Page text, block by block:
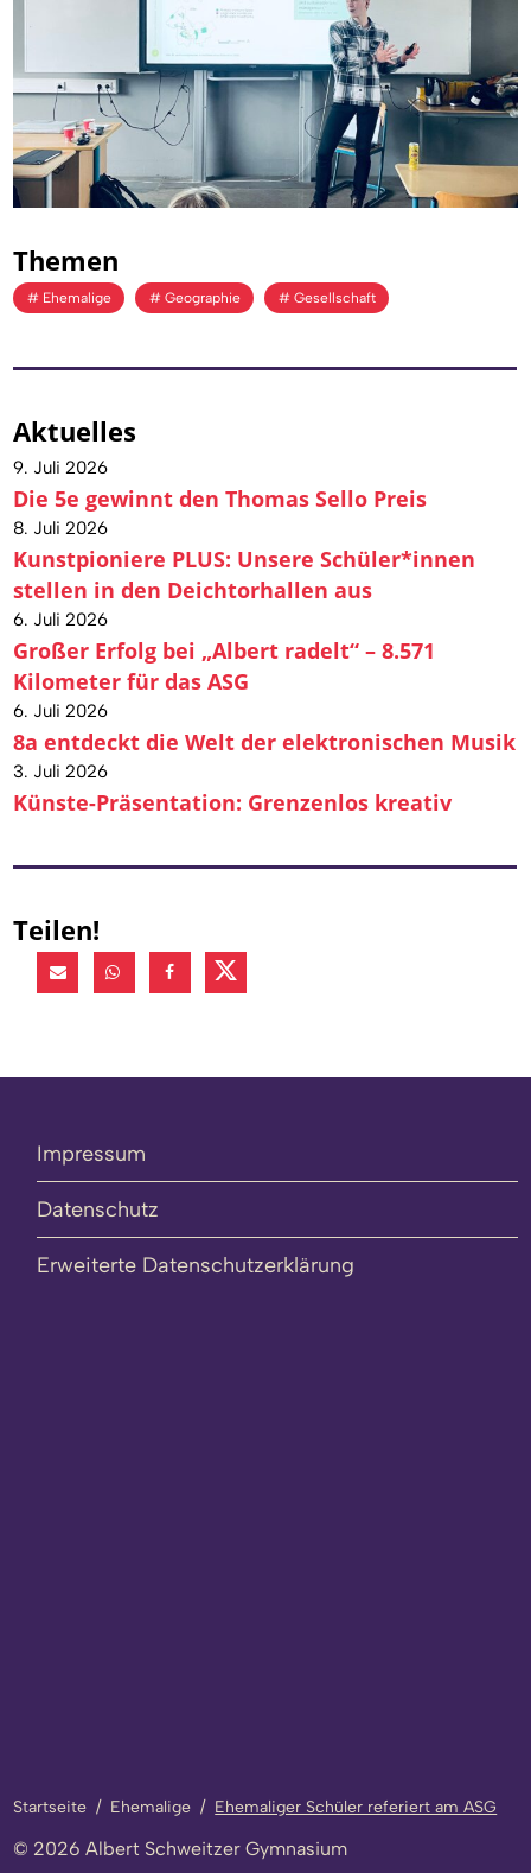
Themen
Ehemalige Geographie Gesellschaft
Aktuelles
9. Juli 2026
Die 5e gewinnt den Thomas Sello Preis
8. Juli 2026
Kunstpioniere PLUS: Unsere Schüler*innen
stellen in den Deichtorhallen aus
6. Juli 2026
Großer Erfolg bei „Albert radelt“ – 8.571
Kilometer für das ASG
6. Juli 2026
8a entdeckt die Welt der elektronischen Musik
3. Juli 2026
Künste-Präsentation: Grenzenlos kreativ
Teilen!
Impressum
Datenschutz
Erweiterte Datenschutzerklärung
Startseite / Ehemalige / Ehemaliger Schüler referiert am ASG
© 2026 Albert Schweitzer Gymnasium